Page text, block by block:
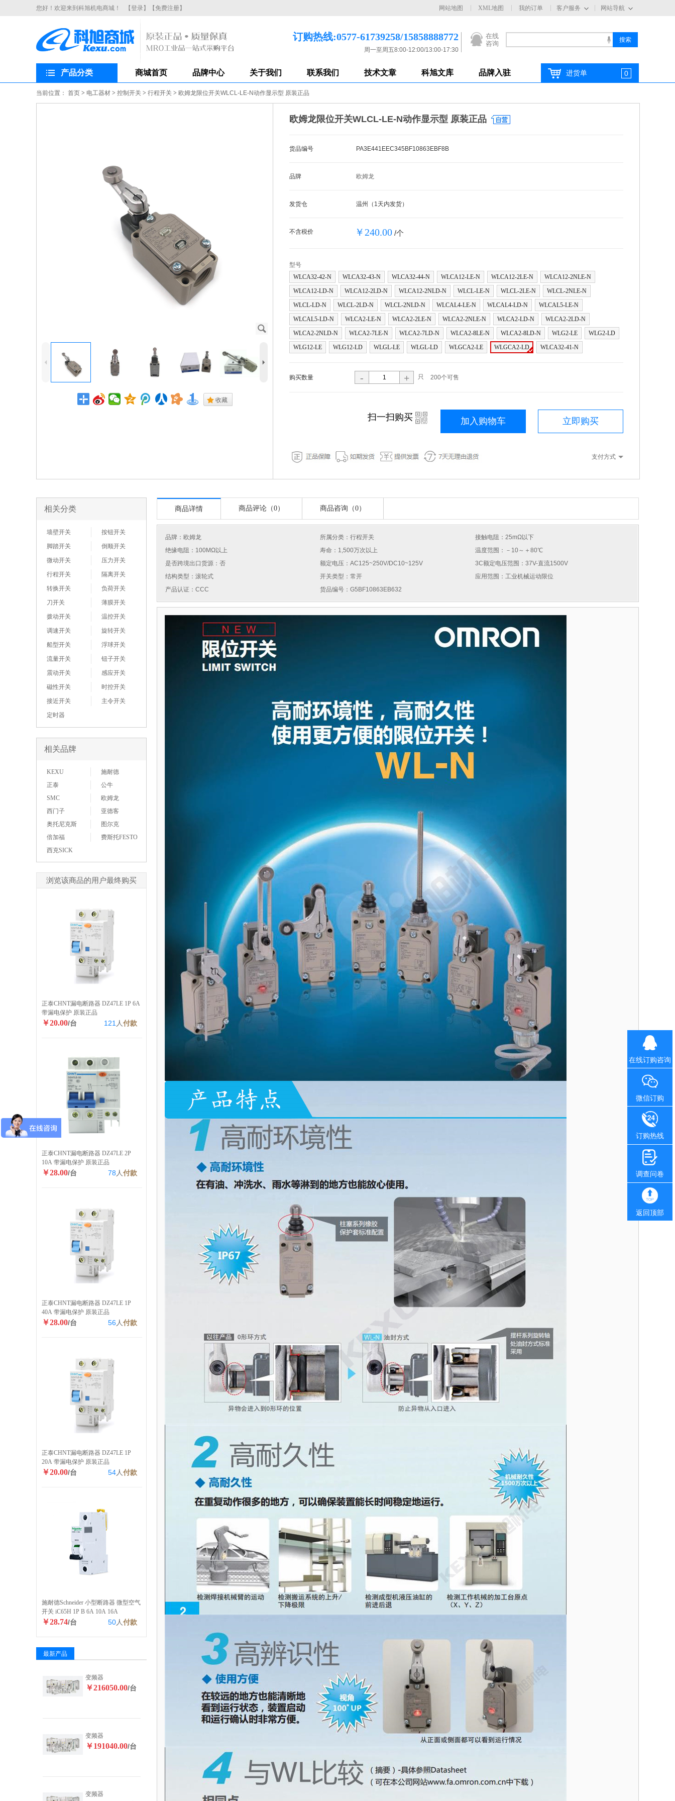
您好！欢迎来到科旭机电商城！ 【登录】 【免费注册】 网站导航
客户服务
网站地图 XML地图 我的订单
在线
咨询
订购热线:0577-61739258/15858888772
周一至周五8:00-12:00/13:00-17:30
产品分类 商城首页 品牌中心 关于我们 联系我们 技术文章 科旭文库 品牌入驻 进货单 0
当前位置： 首页 > 电工器材 > 控制开关 > 行程开关 > 欧姆龙限位开关WLCL-LE-N动作显示型 原装正品
J
4 5
. 收藏
欧姆龙限位开关WLCL-LE-N动作显示型 原装正品
货品编号 PA3E441EEC345BF10863EBF8B
品牌 欧姆龙
发货仓 温州（1天内发货）
不含税价 ￥240.00 /个
型号
WLCA32-42-N
WLCA32-43-N WLCA32-44-N WLCA12-LE-N WLCA12-2LE-N
WLCA12-2NLE-N
WLCA12-LD-N
WLCA12-2LD-N WLCA12-2NLD-N WLCL-LE-N WLCL-2LE-N
WLCL-2NLE-N
WLCL-LD-N
WLCL-2LD-N WLCL-2NLD-N WLCAL4-LE-N WLCAL4-LD-N
WLCAL5-LE-N
WLCAL5-LD-N
WLCA2-LE-N WLCA2-2LE-N WLCA2-2NLE-N WLCA2-LD-N
WLCA2-2LD-N
WLCA2-2NLD-N
WLCA2-7LE-N WLCA2-7LD-N WLCA2-8LE-N WLCA2-8LD-N WLG2-LE
WLG2-LD
WLG12-LE
WLG12-LD WLGL-LE WLGL-LD WLGCA2-LE WLGCA2-LD WLCA32-41-N
购买数量 - + 只 200个可售
立即购买
加入购物车
扫一扫购买 i
支付方式
相关分类
墙壁开关
按钮开关
脚踏开关
倒顺开关
微动开关
压力开关
行程开关
隔离开关
转换开关
负荷开关
刀开关
薄膜开关
拨动开关
温控开关
调速开关
旋转开关
船型开关
浮球开关
流量开关
钮子开关
震动开关
感应开关
磁性开关
时控开关
接近开关
主令开关
定时器
相关品牌
KEXU
施耐德
正泰
公牛
SMC
欧姆龙
西门子
亚德客
奥托尼克斯
图尔克
倍加福
费斯托FESTO
西克SICK
浏览该商品的用户最终购买
正泰CHNT漏电断路器 DZ47LE 1P 6A
带漏电保护 原装正品
￥20.00/台 121 人付款
正泰CHNT漏电断路器 DZ47LE 2P
10A 带漏电保护 原装正品
￥28.00/台 78 人付款
正泰CHNT漏电断路器 DZ47LE 1P
40A 带漏电保护 原装正品
￥28.00/台 56人付款
正泰CHNT漏电断路器 DZ47LE 1P
20A 带漏电保护 原装正品
￥20.00/台 54人付款
施耐德Schneider 小型断路器 微型空气
开关 iC65H 1P B 6A 10A 16A
￥28.74/台 50人付款
最新产品
变频器
￥216050.00/台
变频器
￥191040.00/台
变频器
商品详情 商品评论（0） 商品咨询（0）
品牌： 欧姆龙 所属分类：行程开关
接触电阻：25mΩ以下
绝缘电阻：100MΩ以上
寿命：1,500万次以上
温度范围：－10～＋80℃
是否跨境出口货源：否
额定电压：AC125~250V/DC10~125V
3C额定电压范围：37V-直流1500V
结构类型：滚轮式
开关类型：常开
应用范围：工业机械运动限位
产品认证：CCC
货品编号：G5BF10863EB632
在线订购咨询
微信订购
订购热线
调查问卷
返回顶部